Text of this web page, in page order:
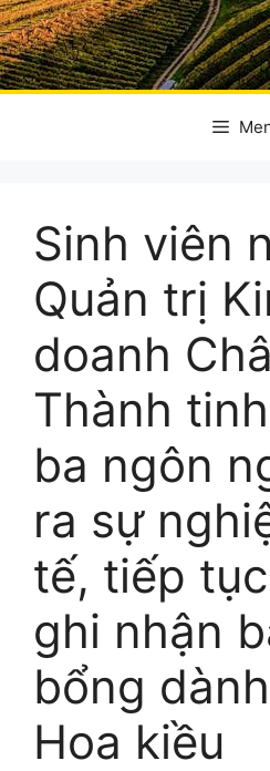
Sinh viên
Quản trị
doanh
Thành
ba ngôn
ra sự
tế, tiếp
ghi nhận
bổng
Hoa kiều